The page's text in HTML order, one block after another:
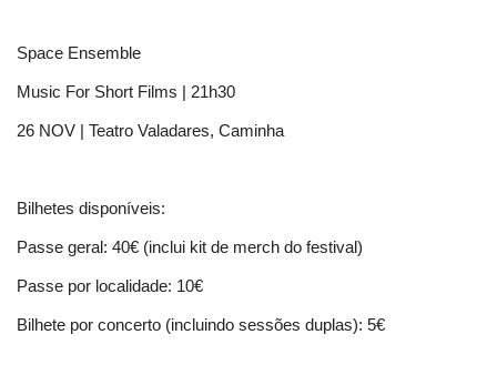
Space Ensemble
Music For Short Films | 21h30
26 NOV | Teatro Valadares, Caminha
Bilhetes disponíveis:
Passe geral: 40€ (inclui kit de merch do festival)
Passe por localidade: 10€
Bilhete por concerto (incluindo sessões duplas): 5€